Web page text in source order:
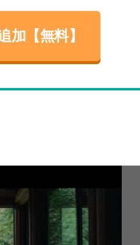
加【無料】